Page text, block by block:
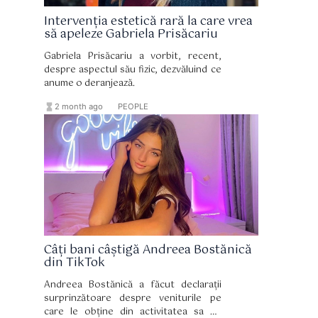
Intervenția estetică rară la care vrea
să apeleze Gabriela Prisăcariu
Gabriela Prisăcariu a vorbit, recent,
despre aspectul său fizic, dezvăluind ce
anume o deranjează.
hourglass_full 2 month ago PEOPLE
Câți bani câștigă Andreea Bostănică
din TikTok
Andreea Bostănică a făcut declarații
surprinzătoare despre veniturile pe
care le obține din activitatea sa pe